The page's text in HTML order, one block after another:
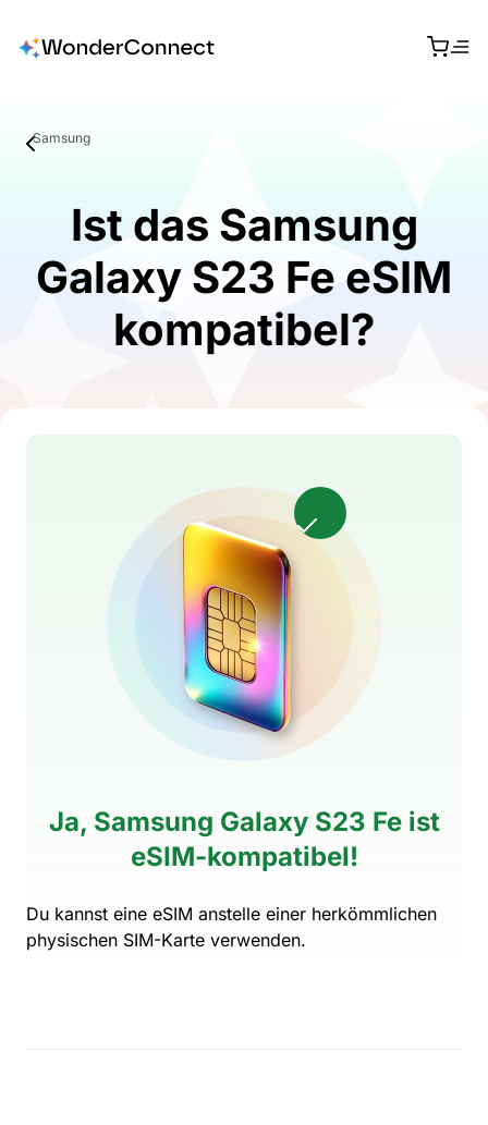
Samsung
Ist das Samsung
Galaxy S23 Fe eSIM
kompatibel?
Ja, Samsung Galaxy S23 Fe ist
eSIM-kompatibel!
Du kannst eine eSIM anstelle einer herkömmlichen
physischen SIM-Karte verwenden.